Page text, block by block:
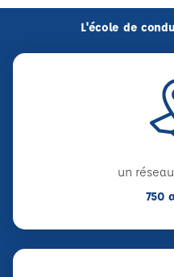
L'école de
un
750